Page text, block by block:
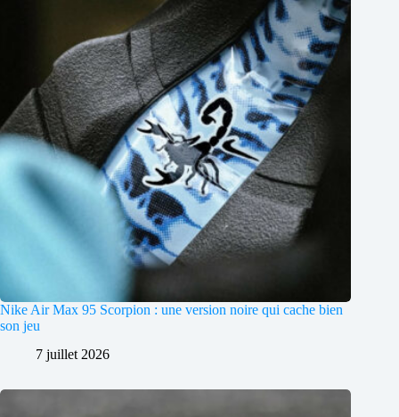
Nike Air Max 95 Scorpion : une version noire qui cache bien
son jeu
7 juillet 2026